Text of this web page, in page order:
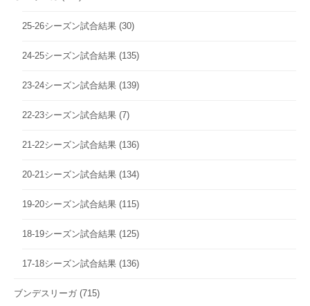
25-26シーズン試合結果 (30)
24-25シーズン試合結果 (135)
23-24シーズン試合結果 (139)
22-23シーズン試合結果 (7)
21-22シーズン試合結果 (136)
20-21シーズン試合結果 (134)
19-20シーズン試合結果 (115)
18-19シーズン試合結果 (125)
17-18シーズン試合結果 (136)
ブンデスリーガ (715)